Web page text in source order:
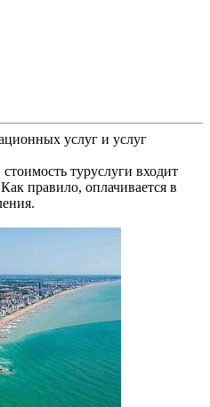
услуг и услуг
туруслуги входит
правило, оплачивается в